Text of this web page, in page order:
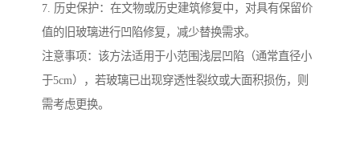
7. 历史保护：在文物或历史建筑修复中，对具有保留价
值的旧玻璃进行凹陷修复，减少替换需求。
注意事项：该方法适用于小范围浅层凹陷（通常直径小
于5cm），若玻璃已出现穿透性裂纹或大面积损伤，则
需考虑更换。